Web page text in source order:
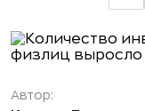
Автор: